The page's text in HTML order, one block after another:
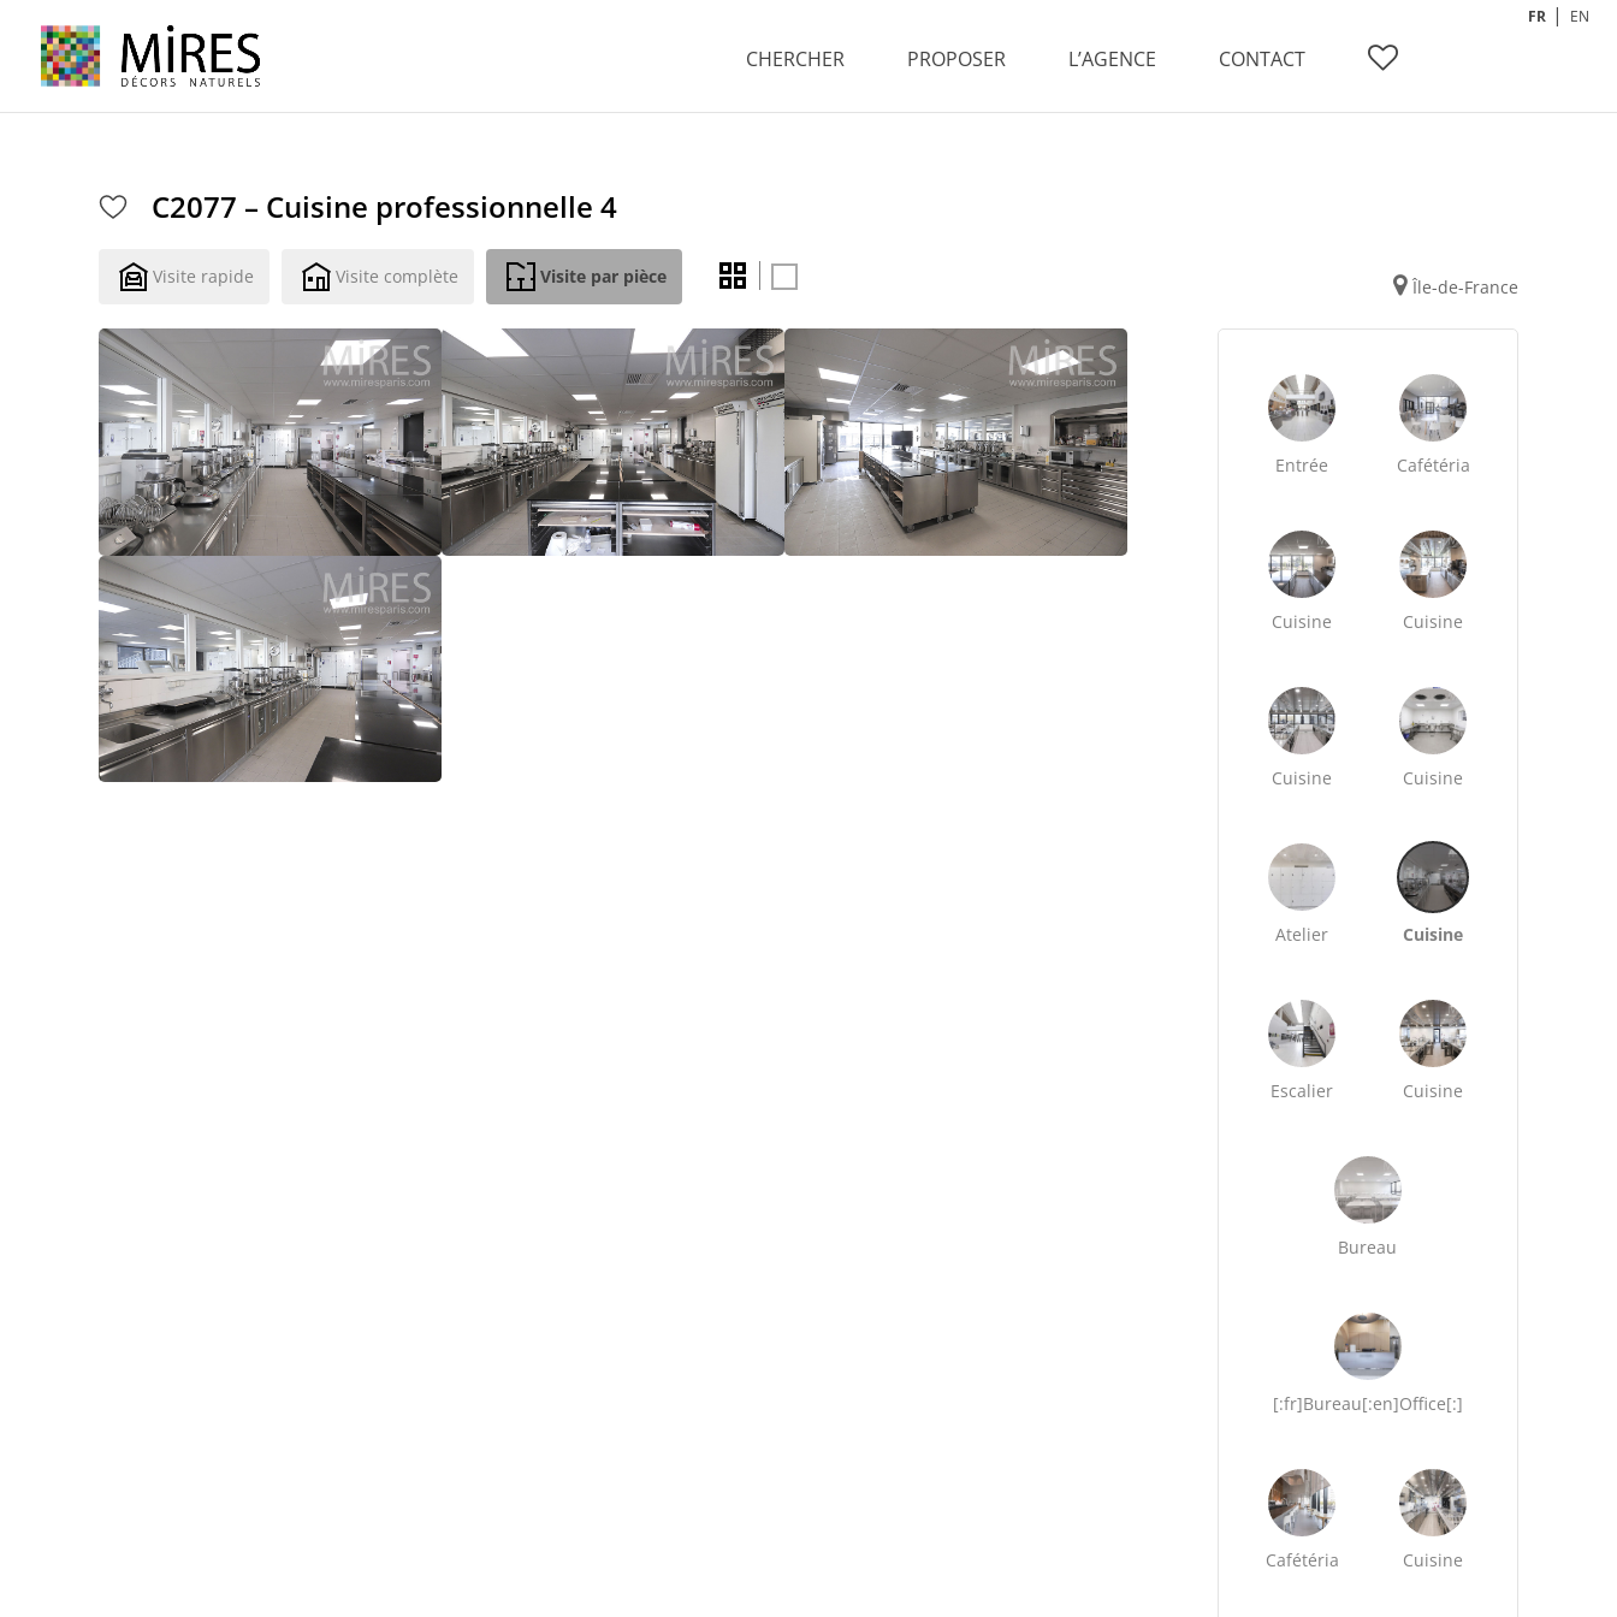
CHERCHER PROPOSER L’AGENCE CONTACT
FR EN
C2077 – Cuisine professionnelle 4
Visite rapide Visite complète Visite par pièce Île-de-France
Entrée Cafétéria
Cuisine Cuisine
Cuisine Cuisine
Atelier Cuisine
Escalier Cuisine
Bureau
[:fr]Bureau[:en]Office[:]
Cafétéria Cuisine